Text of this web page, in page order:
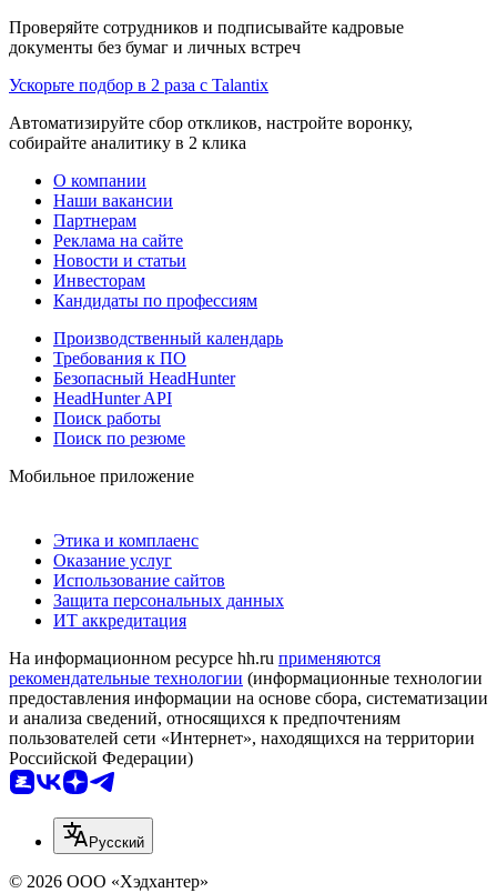
Проверяйте сотрудников и подписывайте кадровые
документы без бумаг и личных встреч
Ускорьте подбор в 2 раза с Talantix
Автоматизируйте сбор откликов, настройте воронку,
собирайте аналитику в 2 клика
О компании
Наши вакансии
Партнерам
Реклама на сайте
Новости и статьи
Инвесторам
Кандидаты по профессиям
Производственный календарь
Требования к ПО
Безопасный HeadHunter
HeadHunter API
Поиск работы
Поиск по резюме
Мобильное приложение
Этика и комплаенс
Оказание услуг
Использование сайтов
Защита персональных данных
ИТ аккредитация
На информационном ресурсе hh.ru применяются
рекомендательные технологии (информационные технологии
предоставления информации на основе сбора, систематизации
и анализа сведений, относящихся к предпочтениям
пользователей сети «Интернет», находящихся на территории
Российской Федерации)
Русский
© 2026 ООО «Хэдхантер»